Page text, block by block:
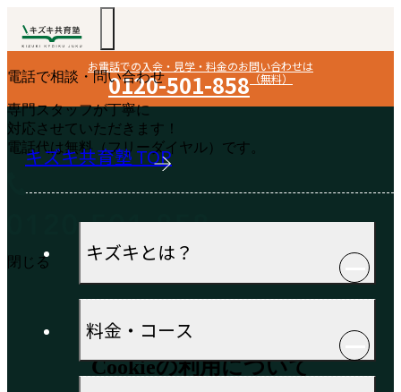
お電話での入会・見学・料金のお問い合わせは
0120-501-858 （無料）
キズキ共育塾 TOP
キズキとは？
料金・コース
電話で相談・問い合わせ
専門スタッフが丁寧に
対応させていただきます！
電話代は無料（フリーダイヤル）です。
閉じる
Cookieの利用について